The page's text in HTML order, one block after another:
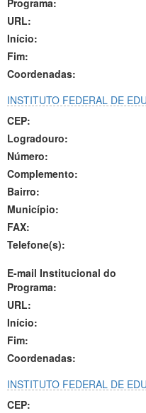
Programa:
URL:
Início:
Fim:
Coordenadas:
INSTITUTO FEDERAL DE
CEP:
Logradouro:
Número:
Complemento:
Bairro:
Município:
FAX:
Telefone(s):
E-mail Institucional do
Programa:
URL:
Início:
Fim:
Coordenadas:
INSTITUTO FEDERAL DE
CEP: